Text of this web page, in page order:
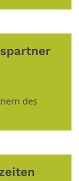
des